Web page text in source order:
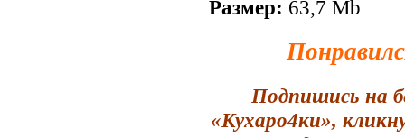
Размер: 63,7 Mb
Подпишись на
«Кухаро4ки»,